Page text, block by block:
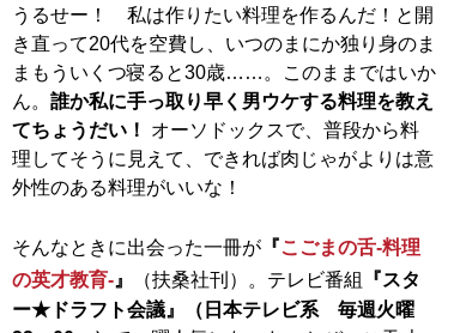
うるせー！ 私は作りたい料理を作るんだ！と開
き直って20代を空費し、いつのまにか独り身のま
まもういくつ寝ると30歳……。このままではいか
ん。 誰か私に手っ取り早く男ウケする料理を教え
てちょうだい！ オーソドックスで、普段から料
理してそうに見えて、できれば肉じゃがよりは意
外性のある料理がいいな！
そんなときに出会った一冊が 『こごまの舌‐料理
の英才教育‐ 』 （扶桑社刊）。テレビ番組
『スタ
ー★ドラフト会議』（日本テレビ系 毎週火曜